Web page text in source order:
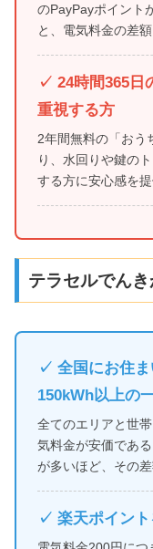
のPayPayポイント
と、電気料金の差
✓ 24時間365日
重視する方
2年間無料の「おう
り、水回りや鍵の
する方に安心感を提
テラセルでん
✓ 全国にお住
150kWh以上の
全てのエリアと世
気料金が安価であ
が多いほど、その
✓ 楽天ポイン